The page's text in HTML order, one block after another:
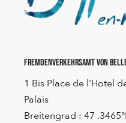
Fremdenverkehrsamt von
1 Bis Place de l'Hotel
Palais
Breitengrad : 47